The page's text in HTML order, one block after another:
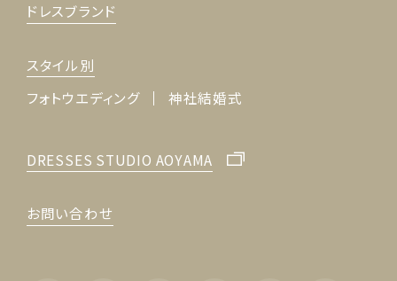
ドレスブランド
スタイル別
フォトウエディング
神社結婚式
DRESSES STUDIO AOYAMA
お問い合わせ